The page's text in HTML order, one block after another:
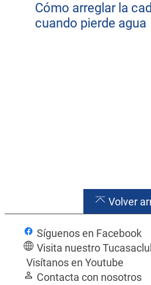
Cómo arreglar la
cuando pierde agua
Limpiar el inodoro:
Blog
Blog
Volver
Síguenos en Facebook
Visita nuestro
Visítanos en Youtube
Contacta con nosotros